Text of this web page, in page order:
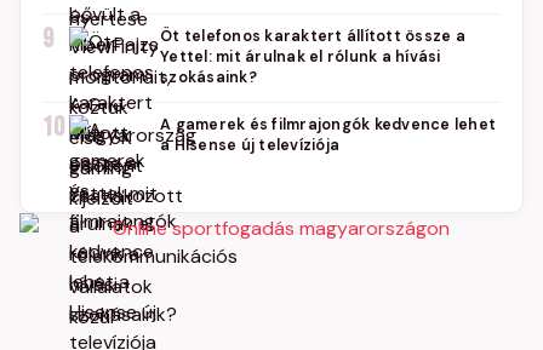
9
Öt telefonos karaktert állított össze a
Yettel: mit árulnak el rólunk a hívási
szokásaink?
10
A gamerek és filmrajongók kedvence lehet
a Hisense új televíziója